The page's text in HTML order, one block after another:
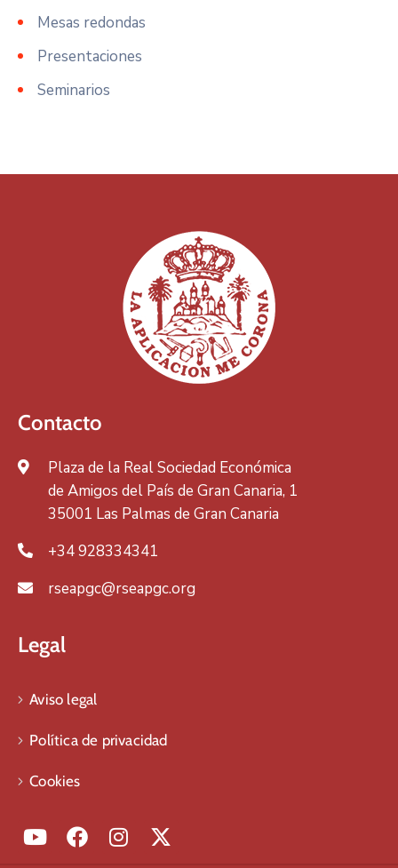
Mesas redondas
Presentaciones
Seminarios
Contacto
Plaza de la Real Sociedad Económica
de Amigos del País de Gran Canaria, 1
35001 Las Palmas de Gran Canaria
+34 928334341
rseapgc@rseapgc.org
Legal
Aviso legal
Política de privacidad
Cookies